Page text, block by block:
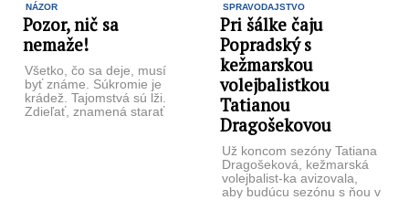
NÁZOR
Pozor, nič sa
nemaže!
Všetko, čo sa deje, musí
byť známe. Súkromie je
krá­dež. Tajomstvá sú lži.
Zdieľať, znamená starať
SPRAVODAJSTVO
Pri šálke čaju
Popradský s
kežmarskou
volejbalistkou
Tatianou
Dragošekovou
Už koncom sezóny Tatiana
Dragošeková, kežmarská
volejbalist-ka avizovala,
aby budúcu sezónu s ňou v